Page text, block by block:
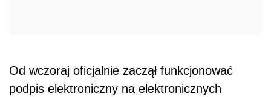
Od wczoraj oficjalnie zaczął funkcjonować
podpis elektroniczny na elektronicznych